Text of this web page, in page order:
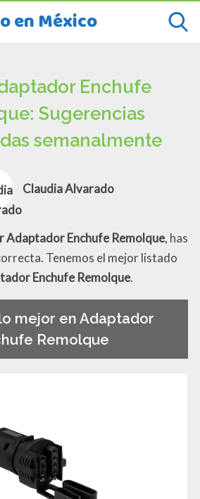
en México
Enchufe
Sugerencias
semanalmente
Claudia Alvarado
Adaptador Enchufe Remolque, has
Tenemos el mejor listado
Enchufe Remolque.
mejor en Adaptador
Remolque